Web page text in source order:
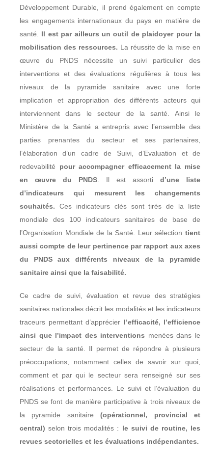
Développement Durable, il prend également en compte
les engagements internationaux du pays en matière de
santé. Il est par ailleurs un outil de plaidoyer pour la
mobilisation des ressources. La réussite de la mise en
œuvre du PNDS nécessite un suivi particulier des
interventions et des évaluations régulières à tous les
niveaux de la pyramide sanitaire avec une forte
implication et appropriation des différents acteurs qui
interviennent dans le secteur de la santé. Ainsi le
Ministère de la Santé a entrepris avec l’ensemble des
parties prenantes du secteur et ses partenaires,
l’élaboration d’un cadre de Suivi, d’Evaluation et de
redevabilité pour accompagner efficacement la mise
en œuvre du PNDS . Il est assorti d’une liste
d’indicateurs qui mesurent les changements
souhaités. Ces indicateurs clés sont tirés de la liste
mondiale des 100 indicateurs sanitaires de base de
l’Organisation Mondiale de la Santé. Leur sélection tient
aussi compte de leur pertinence par rapport aux axes
du PNDS aux différents niveaux de la pyramide
sanitaire ainsi que la faisabilité.
Ce cadre de suivi, évaluation et revue des stratégies
sanitaires nationales décrit les modalités et les indicateurs
traceurs permettant d’apprécier l’efficacité, l’efficience
ainsi que l’impact des interventions menées dans le
secteur de la santé. Il permet de répondre à plusieurs
préoccupations, notamment celles de savoir sur quoi,
comment et par qui le secteur sera renseigné sur ses
réalisations et performances. Le suivi et l’évaluation du
PNDS se font de manière participative à trois niveaux de
la pyramide sanitaire(opérationnel, provincial et
central) selon trois modalités : le suivi de routine, les
revues sectorielles et les évaluations indépendantes.